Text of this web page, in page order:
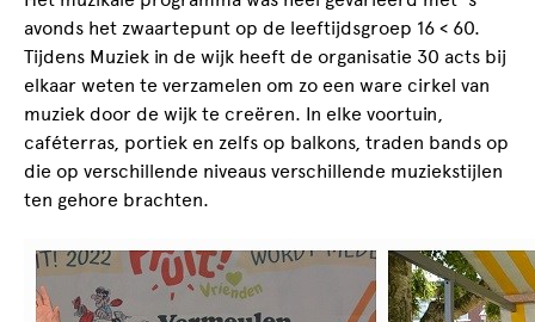
avonds het zwaartepunt op de leeftijdsgroep 16 < 60.
Tijdens Muziek in de wijk heeft de organisatie 30 acts bij
elkaar weten te verzamelen om zo een ware cirkel van
muziek door de wijk te creëren. In elke voortuin,
caféterras, portiek en zelfs op balkons, traden bands op
die op verschillende niveaus verschillende muziekstijlen
ten gehore brachten.